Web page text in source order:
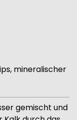
mineralischer
gemischt und